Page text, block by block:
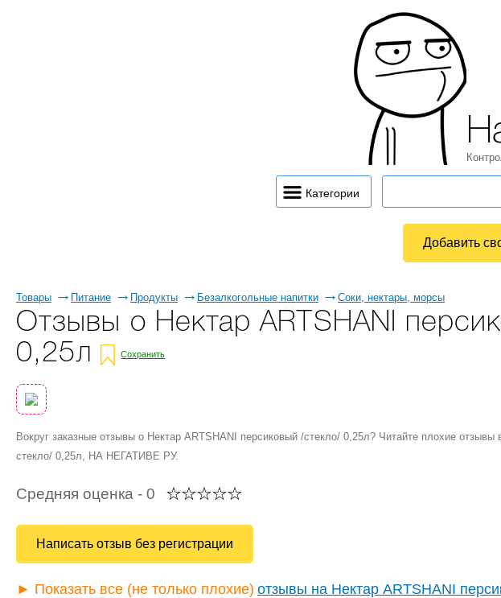
Товары Питание Продукты Безалкогольные напитки Соки, нектары, морсы
Отзывы о Нектар ARTSHANI
0,25л
Сохранить
Вокруг заказные отзывы о Нектар ARTSHANI персиковый /стекло/ 0,25л? Читайте плохие
стекло/ 0,25л, НА НЕГАТИВЕ РУ.
Средняя оценка - 0
Написать отзыв без регистрации
► Показать все (не только плохие) отзывы на Нектар ARTSHANI
Категории
Добавить